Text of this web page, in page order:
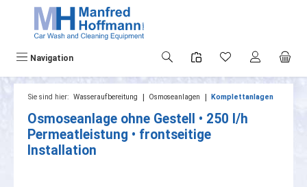
springen
Navigation
Sie sind hier: Wasseraufbereitung | Osmoseanlagen | Komplettanlagen
Osmoseanlage ohne Gestell • 250 l/h
Permeatleistung • frontseitige
Installation